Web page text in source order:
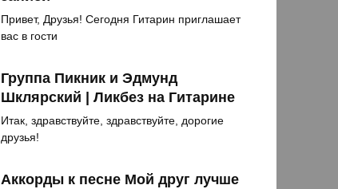
Привет, Друзья! Сегодня Гитарин приглашает
вас в гости
Группа Пикник и Эдмунд
Шклярский | Ликбез на Гитарине
Итак, здравствуйте, здравствуйте, дорогие
друзья!
Аккорды к песне Мой друг лучше